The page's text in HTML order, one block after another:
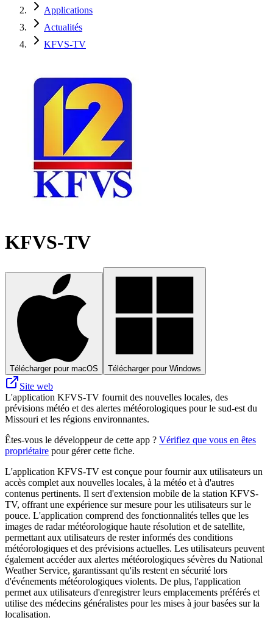
Applications
Actualités
KFVS-TV
KFVS-TV
Télécharger pour macOS Télécharger pour Windows
Site web
L'application KFVS-TV fournit des nouvelles locales, des
prévisions météo et des alertes météorologiques pour le sud-est du
Missouri et les régions environnantes.
Êtes-vous le développeur de cette app ? Vérifiez que vous en êtes
propriétaire pour gérer cette fiche.
L'application KFVS-TV est conçue pour fournir aux utilisateurs un
accès complet aux nouvelles locales, à la météo et à d'autres
contenus pertinents. Il sert d'extension mobile de la station KFVS-
TV, offrant une expérience sur mesure pour les utilisateurs sur le
pouce. L'application comprend des fonctionnalités telles que les
images de radar météorologique haute résolution et de satellite,
permettant aux utilisateurs de rester informés des conditions
météorologiques et des prévisions actuelles. Les utilisateurs peuvent
également accéder aux alertes météorologiques sévères du National
Weather Service, garantissant qu'ils restent en sécurité lors
d'événements météorologiques violents. De plus, l'application
permet aux utilisateurs d'enregistrer leurs emplacements préférés et
utilise des médecins généralistes pour les mises à jour basées sur la
localisation.